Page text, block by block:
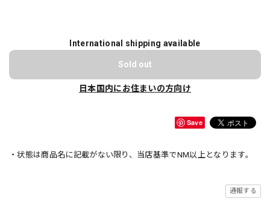
International shipping available
Sold out
日本国内にお住まいの方向け
Save
・状態は商品名に記載がない限り、当店基準でNM以上となります。
通報する